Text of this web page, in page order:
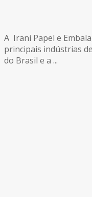
A Irani Papel e
principais indústrias
do Brasil e a ...